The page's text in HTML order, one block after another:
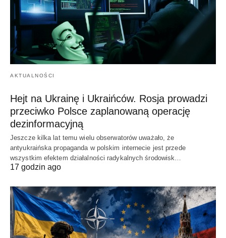
AKTUALNOŚCI
Hejt na Ukrainę i Ukraińców. Rosja prowadzi
przeciwko Polsce zaplanowaną operację
dezinformacyjną
Jeszcze kilka lat temu wielu obserwatorów uważało, że
antyukraińska propaganda w polskim internecie jest przede
wszystkim efektem działalności radykalnych środowisk…
17 godzin ago